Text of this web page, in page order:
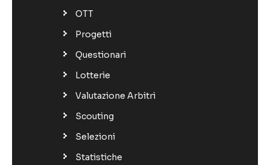
OTT
Progetti
Questionari
Lotterie
Valutazione Arbitri
Scouting
Selezioni
Statistiche